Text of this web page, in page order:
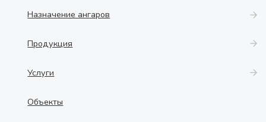
Назначение ангаров
Продукция
Услуги
Объекты